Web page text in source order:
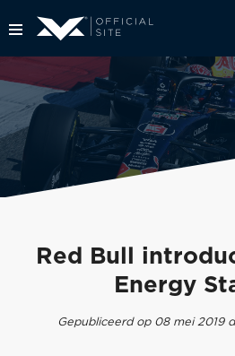
Red Bull
Energy
Gepubliceerd op 08 mei 2019